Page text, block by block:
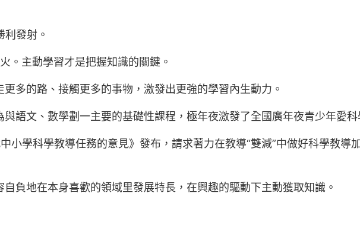
發射。
。主動學習才是把握知識的關鍵。
多的路、接觸更多的事物，激發出更強的學習內生動力。
語文、數學劃一主要的基礎性課程，極年夜激發了全國廣年夜青少年愛
小學科學教導任務的意見》發布，請求著力在教導“雙減”中做好科學教導
負地在本身喜歡的領域里發展特長，在興趣的驅動下主動獲取知識。